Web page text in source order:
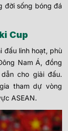
đời sống bóng đá
Cup
linh hoạt, phù
Nam Á, đồng
cho giải đấu.
tham dự vòng
ASEAN.